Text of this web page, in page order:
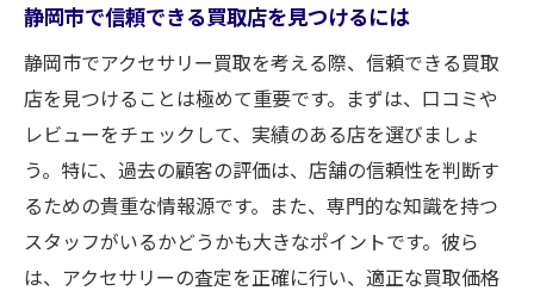
買取体験から学ぶ心構え
買取大吉新静岡店でのアクセサリー査定プロセ
ス解説
査定の流れを詳しく解説
専門家による丁寧な査定のポイント
査定時に考慮される要素
査定時間とその効率化
静岡市で信頼できる買取店を見つけるには
静岡市でアクセサリー買取を考える際、信頼できる買取
店を見つけることは極めて重要です。まずは、口コミや
レビューをチェックして、実績のある店を選びましょ
う。特に、過去の顧客の評価は、店舗の信頼性を判断す
るための貴重な情報源です。また、専門的な知識を持つ
スタッフがいるかどうかも大きなポイントです。彼ら
は、アクセサリーの査定を正確に行い、適正な買取価格